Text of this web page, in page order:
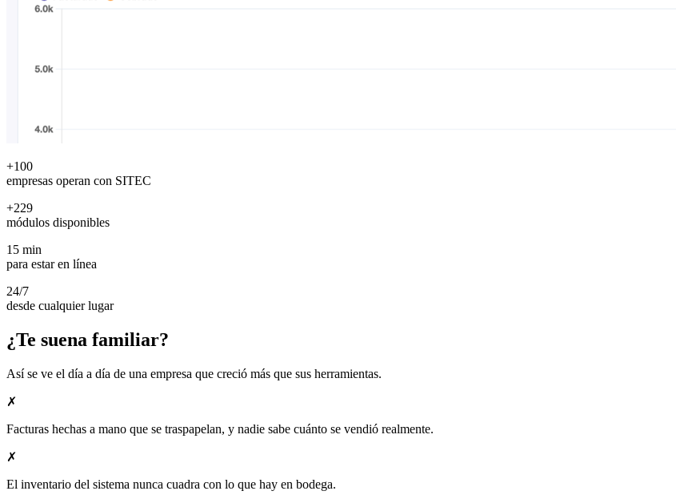
+100
empresas operan con SITEC
+229
módulos disponibles
15 min
para estar en línea
24/7
desde cualquier lugar
¿Te suena familiar?
Así se ve el día a día de una empresa que creció más que sus herramientas.
✗
Facturas hechas a mano que se traspapelan, y nadie sabe cuánto se vendió realmente.
✗
El inventario del sistema nunca cuadra con lo que hay en bodega.